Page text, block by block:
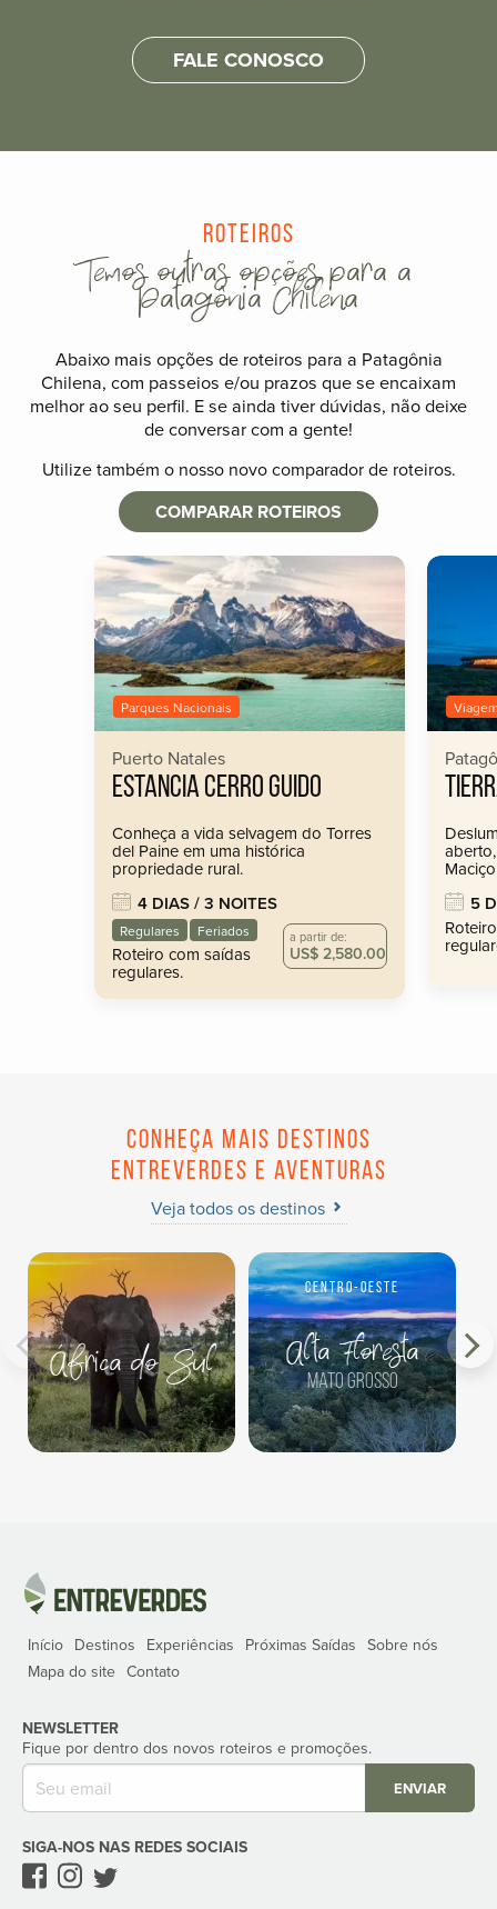
FALE CONOSCO
Roteiros
Temos outras opções para a
Patagônia Chilena
Abaixo mais opções de roteiros para a Patagônia
Chilena, com passeios e/ou prazos que se encaixam
melhor ao seu perfil. E se ainda tiver dúvidas, não deixe
de conversar com a gente!
Utilize também o nosso novo comparador de roteiros.
COMPARAR ROTEIROS
Parques Nacionais
Puerto Natales
ESTANCIA CERRO GUIDO
Conheça a vida selvagem do Torres
del Paine em uma histórica
propriedade rural.
4 DIAS / 3 NOITES
Regulares Feriados
Roteiro com saídas
regulares.
a partir de:
US$ 2,580.00
5
Conheça mais destinos
Entreverdes e aventuras
Veja todos os destinos
África do Sul
Centro-Oeste
Alta Floresta
Mato Grosso
Início Destinos Experiências Próximas Saídas Sobre nós
Mapa do site Contato
NEWSLETTER
Fique por dentro dos novos roteiros e promoções.
ENVIAR
SIGA-NOS NAS REDES SOCIAIS